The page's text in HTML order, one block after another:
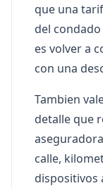
que una
del
es volver a
con una
Tambien
detalle que
calle,
dispositivos